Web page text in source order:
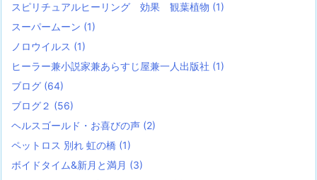
スピリチュアルヒーリング 効果 観葉植物 (1)
スーパームーン (1)
ノロウイルス (1)
ヒーラー兼小説家兼あらすじ屋兼一人出版社 (1)
ブログ (64)
ブログ２ (56)
ヘルスゴールド・お喜びの声 (2)
ペットロス 別れ 虹の橋 (1)
ボイドタイム&新月と満月 (3)